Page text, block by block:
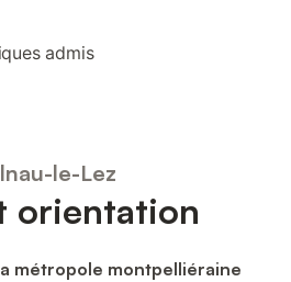
admis
le-Lez
orientation
métropole montpelliéraine